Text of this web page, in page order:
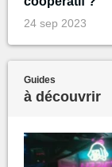
24 sep 2023
Guides
à découvrir